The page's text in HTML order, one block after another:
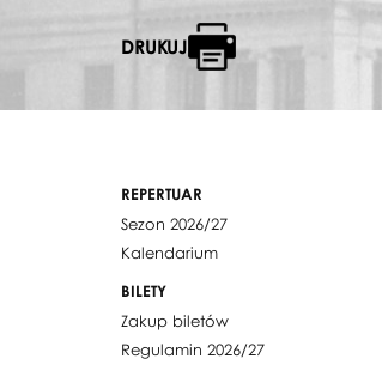
DRUKUJ
REPERTUAR
Sezon 2026/27
Kalendarium
BILETY
Zakup biletów
Regulamin 2026/27